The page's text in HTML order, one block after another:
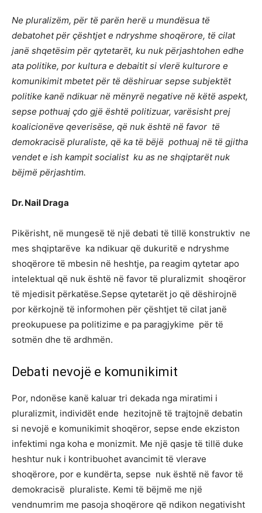
Ne pluralizëm, për të parën herë u mundësua të
debatohet për çështjet e ndryshme shoqërore, të cilat
janë shqetësim për qytetarët, ku nuk përjashtohen edhe
ata politike, por kultura e debaitit si vlerë kulturore e
komunikimit mbetet për të dëshiruar sepse subjektët
politike kanë ndikuar në mënyrë negative në këtë aspekt,
sepse pothuaj çdo gjë është politizuar, varësisht prej
koalicionëve qeverisëse, që nuk është në favor të
demokracisë pluraliste, që ka të bëjë pothuaj në të gjitha
vendet e ish kampit socialist ku as ne shqiptarët nuk
bëjmë përjashtim.
Dr. Nail Draga
Pikërisht, në mungesë të një debati të tillë konstruktiv ne
mes shqiptarëve ka ndikuar që dukuritë e ndryshme
shoqërore të mbesin në heshtje, pa reagim qytetar apo
intelektual që nuk është në favor të pluralizmit shoqëror
të mjedisit përkatëse.Sepse qytetarët jo që dëshirojnë
por kërkojnë të informohen për çështjet të cilat janë
preokupuese pa politizime e pa paragjykime për të
sotmën dhe të ardhmën.
Debati nevojë e komunikimit
Por, ndonëse kanë kaluar tri dekada nga miratimi i
pluralizmit, individët ende hezitojnë të trajtojnë debatin
si nevojë e komunikimit shoqëror, sepse ende ekziston
infektimi nga koha e monizmit. Me një qasje të tillë duke
heshtur nuk i kontribuohet avancimit të vlerave
shoqërore, por e kundërta, sepse nuk është në favor të
demokracisë pluraliste. Kemi të bëjmë me një
vendnumrim me pasoja shoqërore që ndikon negativisht